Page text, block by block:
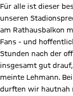
Für alle ist dieser
unseren
am Rathausbalkon
Fans - und
Stunden nach der
insgesamt gut
meinte Lehmann.
durften wir hautnah